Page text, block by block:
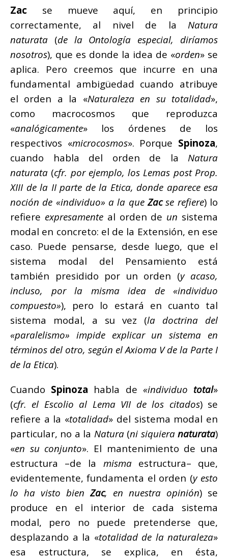
Zac se mueve aquí, en principio
correctamente, al nivel de la Natura
naturata (de la Ontología especial, diríamos
nosotros), que es donde la idea de «orden» se
aplica. Pero creemos que incurre en una
fundamental ambigüedad cuando atribuye
el orden a la «Naturaleza en su totalidad»,
como macrocosmos que reproduzca
«analógicamente» los órdenes de los
respectivos «microcosmos». Porque Spinoza,
cuando habla del orden de la Natura
naturata (cfr. por ejemplo, los Lemas post Prop.
XIII de la II parte de la Etica, donde aparece esa
noción de «individuo» a la que Zacse refiere) lo
refiere expresamenteal orden de un sistema
modal en concreto: el de la Extensión, en ese
caso. Puede pensarse, desde luego, que el
sistema modal del Pensamiento está
también presidido por un orden (y acaso,
incluso, por la misma idea de «individuo
compuesto»), pero lo estará en cuanto tal
sistema modal, a su vez (la doctrina del
«paralelismo» impide explicar un sistema en
términos del otro, según el Axioma V de la Parte I
de la Etica).
Cuando Spinoza habla de «individuo total»
(cfr. el Escolio al Lema VII de los citados) se
refiere a la «totalidad» del sistema modal en
particular, no a la Natura (ni siquieranaturata)
«en su conjunto». El mantenimiento de una
estructura –de la misma estructura– que,
evidentemente, fundamenta el orden (y esto
lo ha visto bien Zac, en nuestra opinión) se
produce en el interior de cada sistema
modal, pero no puede pretenderse que,
desplazando a la «totalidad de la naturaleza»
esa estructura, se explica, en ésta,